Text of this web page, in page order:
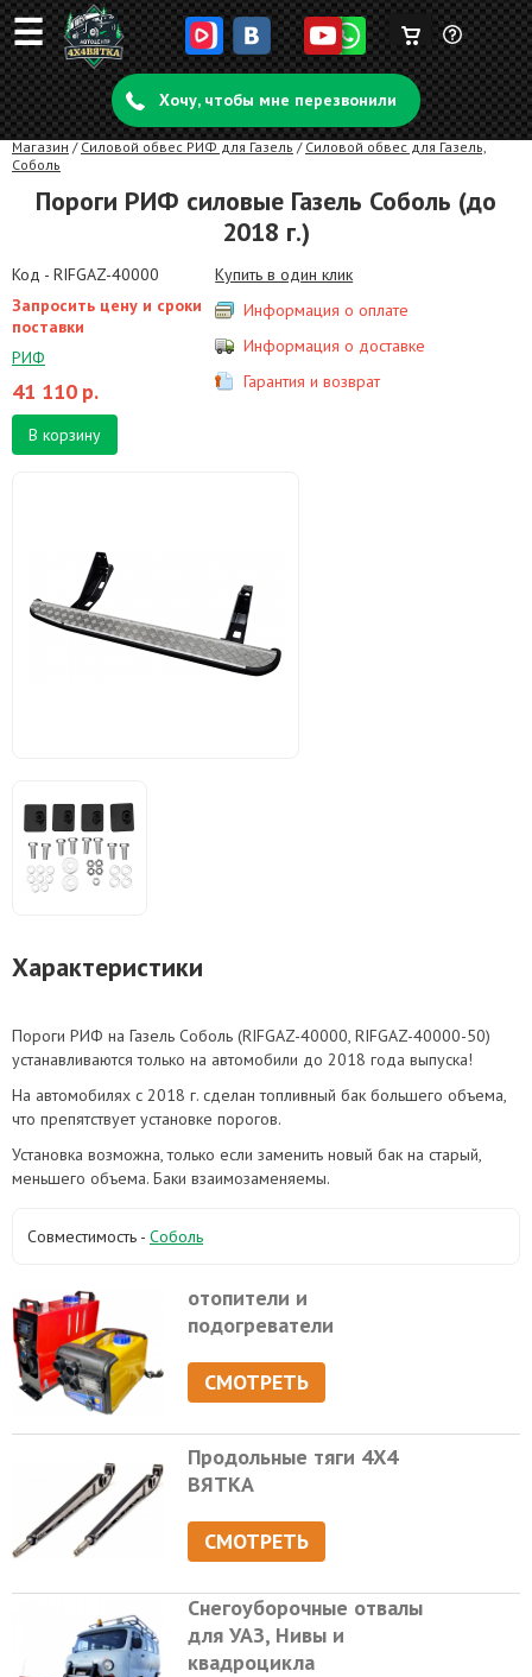
☰ Задать
вопрос
Корзина
пуста
Хочу, чтобы мне перезвонили
Магазин / Силовой обвес РИФ для Газель / Силовой обвес для Газель,
Соболь
Пороги РИФ силовые Газель Соболь (до
2018 г.)
Код - RIFGAZ-40000
Запросить цену и сроки
поставки
РИФ
41 110 р.
В корзину
Купить в один клик
Информация о оплате
Информация о доставке
Гарантия и возврат
Характеристики
Пороги РИФ на Газель Соболь (RIFGAZ-40000, RIFGAZ-40000-50)
устанавливаются только на автомобили до 2018 года выпуска!
На автомобилях с 2018 г. сделан топливный бак большего объема,
что препятствует установке порогов.
Установка возможна, только если заменить новый бак на старый,
меньшего объема. Баки взаимозаменяемы.
Совместимость - Соболь
отопители и
подогреватели
СМОТРЕТЬ
Продольные тяги 4Х4
ВЯТКА
СМОТРЕТЬ
Снегоуборочные отвалы
для УАЗ, Нивы и
квадроцикла